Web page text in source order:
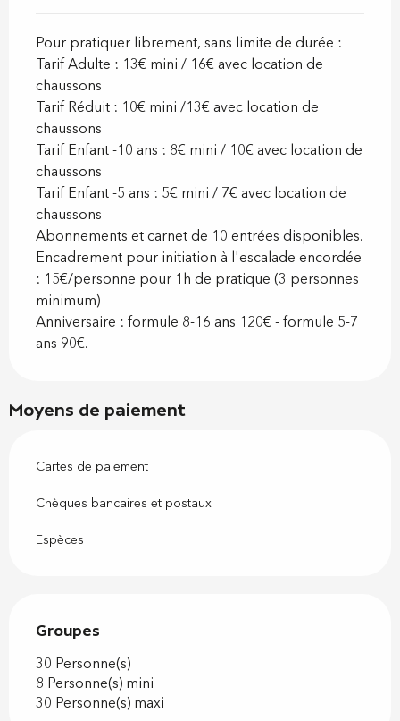
Pour pratiquer librement, sans limite de durée :
Tarif Adulte : 13€ mini / 16€ avec location de
chaussons
Tarif Réduit : 10€ mini /13€ avec location de
chaussons
Tarif Enfant -10 ans : 8€ mini / 10€ avec location de
chaussons
Tarif Enfant -5 ans : 5€ mini / 7€ avec location de
chaussons
Abonnements et carnet de 10 entrées disponibles.
Encadrement pour initiation à l'escalade encordée
: 15€/personne pour 1h de pratique (3 personnes
minimum)
Anniversaire : formule 8-16 ans 120€ - formule 5-7
ans 90€.
Moyens de paiement
Cartes de paiement
Chèques bancaires et postaux
Espèces
Groupes
Groupes
30 Personne(s)
8 Personne(s) mini
30 Personne(s) maxi